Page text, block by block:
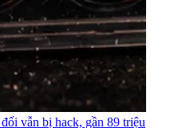
vẫn bị hack, gần 89 triệu